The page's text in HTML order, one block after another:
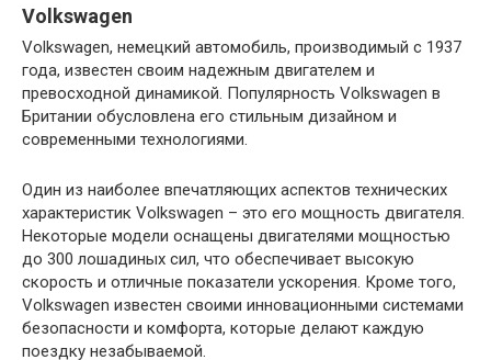
Volkswagen
Volkswagen, немецкий автомобиль, производимый с 1937
года, известен своим надежным двигателем и
превосходной динамикой. Популярность Volkswagen в
Британии обусловлена его стильным дизайном и
современными технологиями.
Один из наиболее впечатляющих аспектов технических
характеристик Volkswagen – это его мощность двигателя.
Некоторые модели оснащены двигателями мощностью
до 300 лошадиных сил, что обеспечивает высокую
скорость и отличные показатели ускорения. Кроме того,
Volkswagen известен своими инновационными системами
безопасности и комфорта, которые делают каждую
поездку незабываемой.